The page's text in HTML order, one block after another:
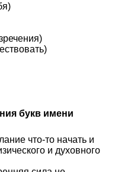
букв имени
что-то начать и
и духовного